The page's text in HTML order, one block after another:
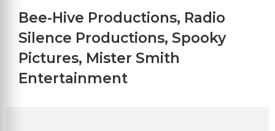
Bee-Hive Productions, Radio
Silence Productions, Spooky
Pictures, Mister Smith
Entertainment